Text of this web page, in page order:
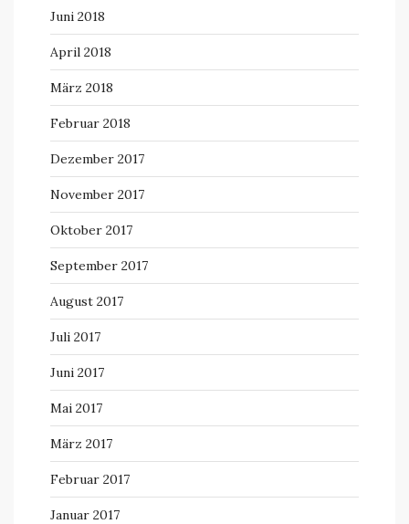
Juni 2018
April 2018
März 2018
Februar 2018
Dezember 2017
November 2017
Oktober 2017
September 2017
August 2017
Juli 2017
Juni 2017
Mai 2017
März 2017
Februar 2017
Januar 2017